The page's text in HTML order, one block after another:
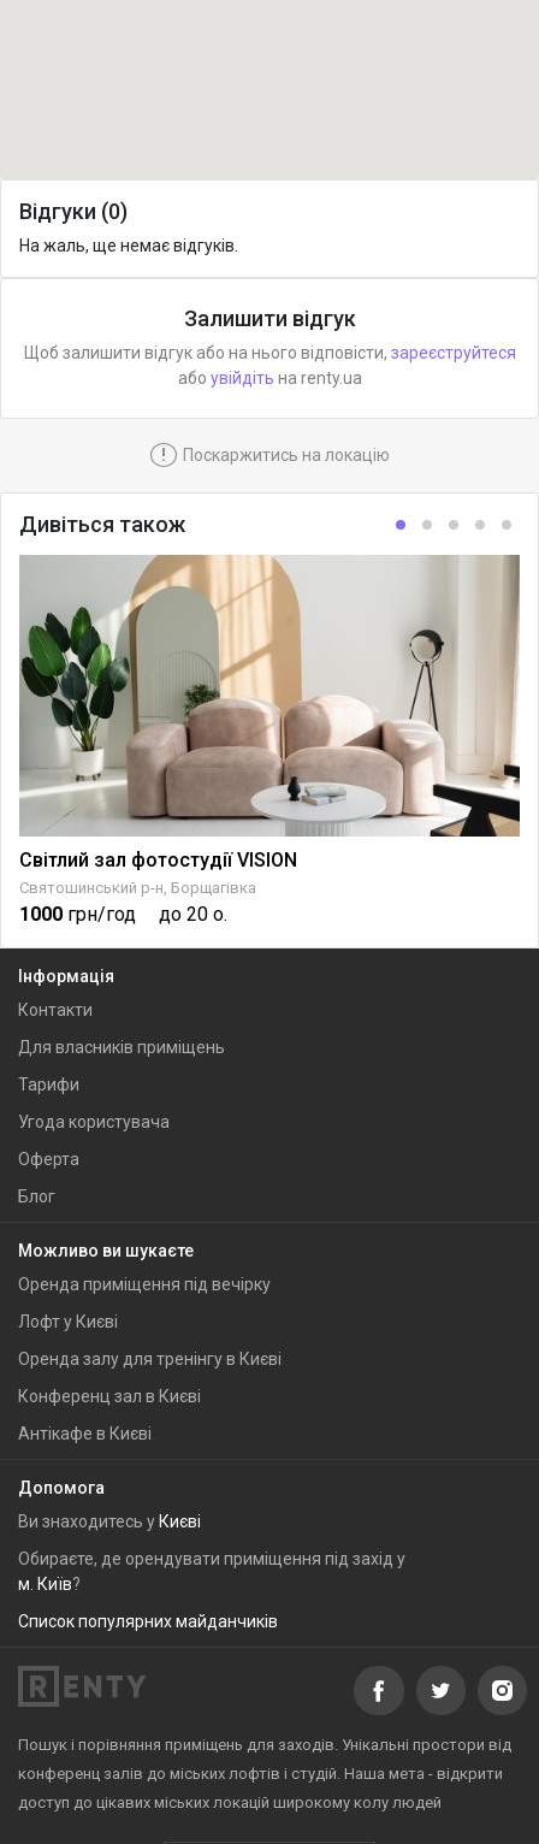
Відгуки (0)
На жаль, ще немає відгуків.
Залишити відгук
Щоб залишити відгук або на нього відповісти, зареєструйтеся
або увійдіть на renty.ua
! Поскаржитись на локацію
Дивіться також
Світлий зал фотостудії VISION
Святошинський р-н, Борщагівка
1000 грн/год до 20 о.
Інформація
Контакти
Для власників приміщень
Тарифи
Угода користувача
Оферта
Блог
Можливо ви шукаєте
Оренда приміщення під вечірку
Лофт у Києві
Оренда залу для тренінгу в Києві
Конференц зал в Києві
Антікафе в Києві
Допомога
Ви знаходитесь у Києві
Обираєте, де орендувати приміщення під захід у
м. Київ?
Список популярних майданчиків
Пошук і порівняння приміщень для заходів. Унікальні простори від
конференц залів до міських лофтів і студій. Наша мета - відкрити
доступ до цікавих міських локацій широкому колу людей